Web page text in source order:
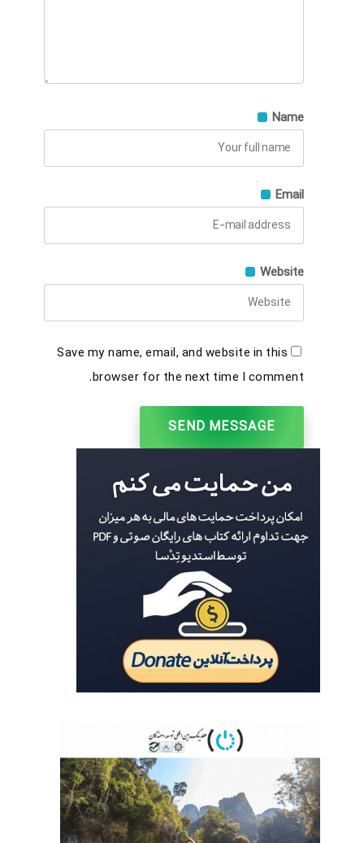
Name
Email
Website
Save my name, email, and website in this
browser for the next time I comment.